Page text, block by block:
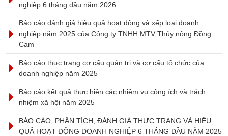
nghiệp 6 tháng đầu năm 2026
Báo cáo đánh giá hiệu quả hoạt động và xếp loại doanh
nghiệp năm 2025 của Công ty TNHH MTV Thủy nông Đồng
Cam
Báo cáo thực trạng cơ cấu quản trị và cơ cấu tổ chức của
doanh nghiệp năm 2025
Báo cáo kết quả thực hiện các nhiệm vụ công ích và trách
nhiệm xã hội năm 2025
BÁO CÁO, PHÂN TÍCH, ĐÁNH GIÁ THỰC TRẠNG VÀ HIỆU
QUẢ HOẠT ĐỘNG DOANH NGHIỆP 6 THÁNG ĐẦU NĂM 2025